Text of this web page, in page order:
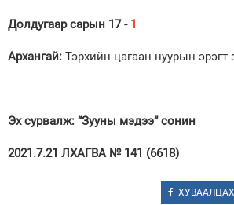
Долдугаар сарын 17 - 1
Архангай: Тэрхийн цагаан нуурын эрэгт
Эх сурвалж: “Зууны мэдээ” сонин
2021.7.21 ЛХАГВА № 141 (6618)
ХУВААЛЦАХ